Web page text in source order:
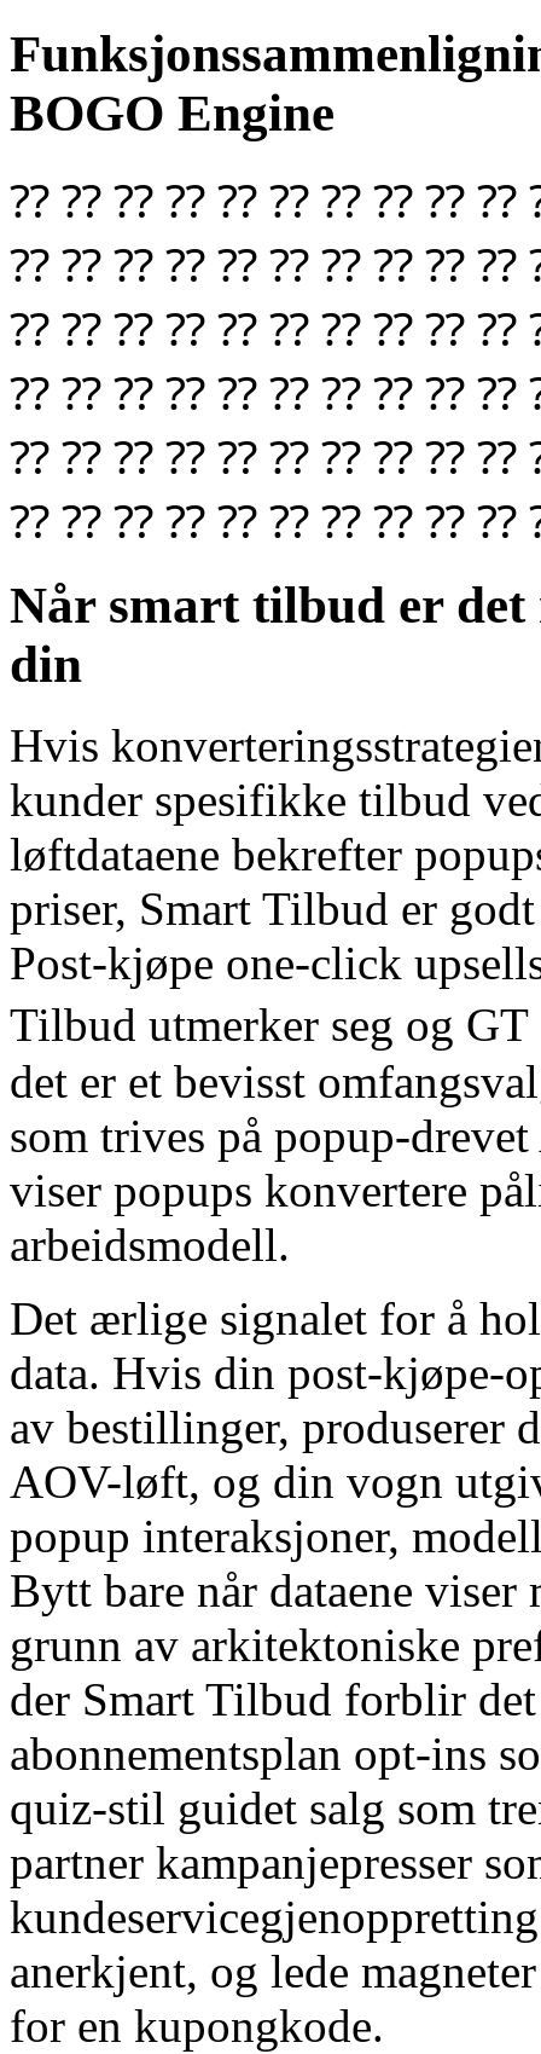
BOGO Engine
⁇ ⁇ ⁇ ⁇ ⁇ ⁇ ⁇ ⁇ ⁇ ⁇
⁇ ⁇ ⁇ ⁇ ⁇ ⁇ ⁇ ⁇ ⁇ ⁇
⁇ ⁇ ⁇ ⁇ ⁇ ⁇ ⁇ ⁇ ⁇ ⁇
⁇ ⁇ ⁇ ⁇ ⁇ ⁇ ⁇ ⁇ ⁇ ⁇
⁇ ⁇ ⁇ ⁇ ⁇ ⁇ ⁇ ⁇ ⁇ ⁇
⁇ ⁇ ⁇ ⁇ ⁇ ⁇ ⁇ ⁇ ⁇ ⁇
Når smart tilbud er
din
Hvis
kunder spesifikke tilbud
løftdataene bekrefter
priser, Smart Tilbud er
Post-kjøpe one-click
Tilbud utmerker seg og
det er et bevisst
som trives på popup-
viser popups konvertere
arbeidsmodell.
Det ærlige signalet for å
data. Hvis din post-kjøpe-
av bestillinger, produserer
AOV-løft, og din vogn
popup interaksjoner,
Bytt bare når dataene
grunn av arkitektoniske
der Smart Tilbud forblir
abonnementsplan opt-ins
quiz-stil guidet salg som
partner kampanjepresser
anerkjent, og lede
for en kupongkode.